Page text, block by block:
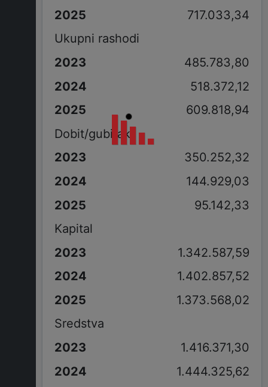
717.033,34
Ukupni rashodi
485.783,80
518.372,12
609.818,94
Dobit/gubitak
350.252,32
144.929,03
95.142,33
Kapital
1.342.587,59
1.402.857,52
1.373.568,02
Sredstva
1.416.371,30
1.444.325,62